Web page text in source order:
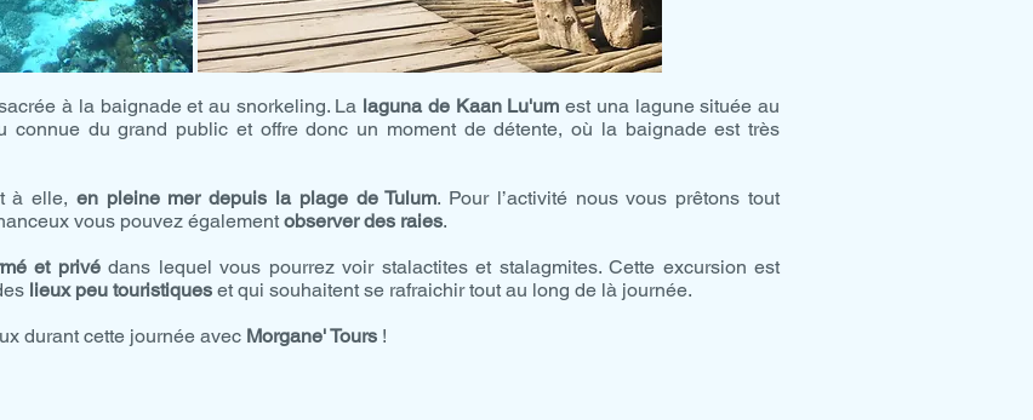
à la baignade et au snorkeling. La laguna de Kaan Lu'um est una lagune située au
connue du grand public et offre donc un moment de détente, où la baignade est très
à elle, en pleine mer depuis la plage de Tulum. Pour l’activité nous vous prêtons tout
vous pouvez également observer des raies.
et privédans lequel vous pourrez voir stalactites et stalagmites. Cette excursion est
lieux peu touristiques et qui souhaitent se rafraichir tout au long de là journée.
durant cette journée avec Morgane' Tours !